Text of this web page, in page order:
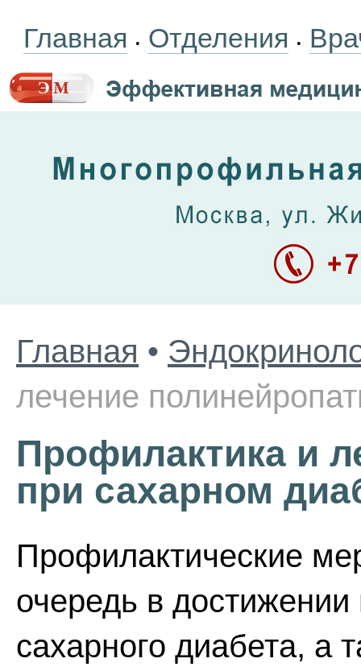
Главная • Отделения •
Главная •
лечение
Профилактика и
при сахарном
Профилактические
очередь в
сахарного диабета, а